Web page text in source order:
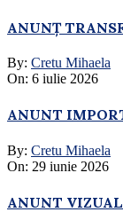
ANUNȚ
By: Cretu Mihaela
On: 6 iulie 2026
ANUNT
By: Cretu Mihaela
On: 29 iunie 2026
ANUNT